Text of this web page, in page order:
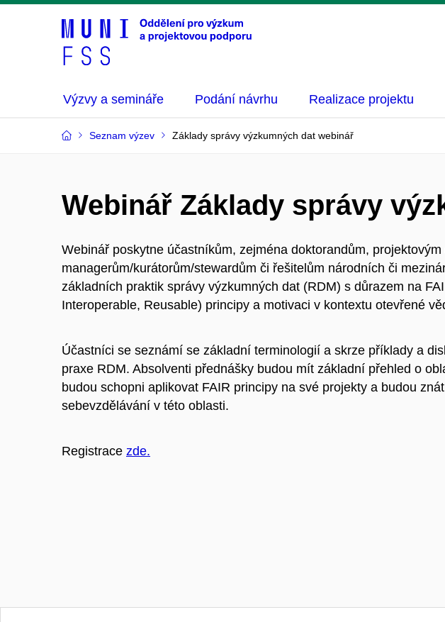
Výzvy a semináře Podání návrhu Realizace projektu
Seznam výzev Základy správy výzkumných dat webinář
Webinář Základy správy
Webinář poskytne účastníkům, zejména doktorandům, projektovým
managerům/kurátorům/stewardům či řešitelům národních či
základních praktik správy výzkumných dat (RDM) s důrazem na
Interoperable, Reusable) principy a motivaci v kontextu otevřené
Účastníci se seznámí se základní terminologií a skrze příklady a
praxe RDM. Absolventi přednášky budou mít základní přehled o
budou schopni aplikovat FAIR principy na své projekty a budou
sebevzdělávání v této oblasti.
Registrace zde.